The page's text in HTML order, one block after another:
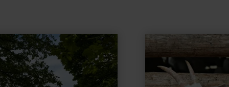
mehr
erfahren
Ziegenhof
Petra
Elsen